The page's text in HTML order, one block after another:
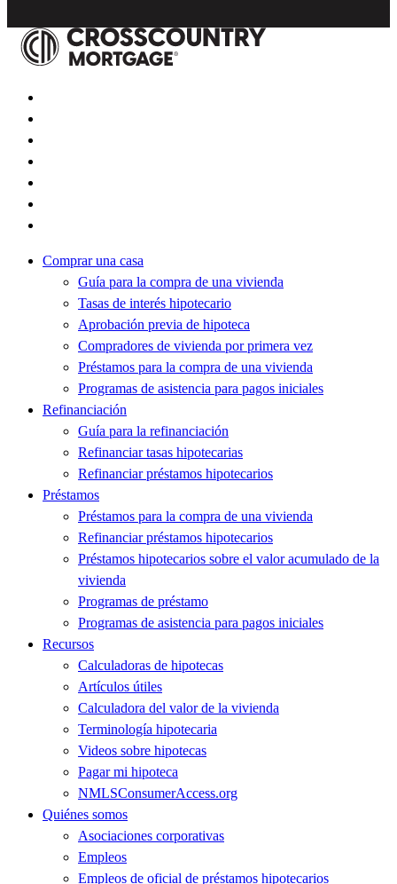
Comprar una casa
Guía para la compra de una vivienda
Tasas de interés hipotecario
Aprobación previa de hipoteca
Compradores de vivienda por primera vez
Préstamos para la compra de una vivienda
Programas de asistencia para pagos iniciales
Refinanciación
Guía para la refinanciación
Refinanciar tasas hipotecarias
Refinanciar préstamos hipotecarios
Préstamos
Préstamos para la compra de una vivienda
Refinanciar préstamos hipotecarios
Préstamos hipotecarios sobre el valor acumulado de la
vivienda
Programas de préstamo
Programas de asistencia para pagos iniciales
Recursos
Calculadoras de hipotecas
Artículos útiles
Calculadora del valor de la vivienda
Terminología hipotecaria
Videos sobre hipotecas
Pagar mi hipoteca
NMLSConsumerAccess.org
Quiénes somos
Asociaciones corporativas
Empleos
Empleos de oficial de préstamos hipotecarios